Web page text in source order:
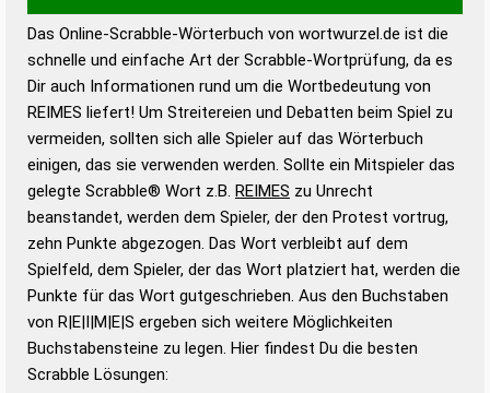
Wortwurzel liefert mit Hilfe eines semantischen
Wortanalyse-Algorithmus gute Anhaltspunkte zu
Wortbedeutung, Worttrennung und Wortform, um die
Gültigkeit eines Wortes für das Scrabble-Spiel zu
bestimmen!
zugelassene Turnier Scrabble-
Wörterbücher sind:
Duden – Standardwerk in 12 Bänden
Duden – Richtiges und gutes
Deutsch
Duden – Die deutsche Grammatik
Duden – Deutsches
Das Online-Scrabble-Wörterbuch von wortwurzel.de ist die
schnelle und einfache Art der Scrabble-Wortprüfung, da es
Dir auch Informationen rund um die Wortbedeutung von
REIMES liefert! Um Streitereien und Debatten beim Spiel zu
vermeiden, sollten sich alle Spieler auf das Wörterbuch
einigen, das sie verwenden werden. Sollte ein Mitspieler das
gelegte Scrabble® Wort z.B. REIMES zu Unrecht
beanstandet, werden dem Spieler, der den Protest vortrug,
zehn Punkte abgezogen. Das Wort verbleibt auf dem
Spielfeld, dem Spieler, der das Wort platziert hat, werden die
Punkte für das Wort gutgeschrieben. Aus den Buchstaben
von R|E|I|M|E|S ergeben sich weitere Möglichkeiten
Buchstabensteine zu legen. Hier findest Du die besten
Scrabble Lösungen: